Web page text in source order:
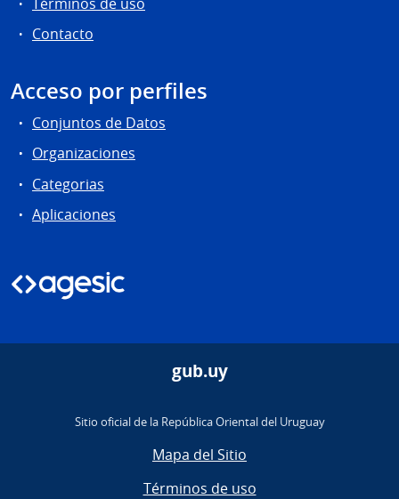
Contacto
Acceso por perfiles
Conjuntos de Datos
Organizaciones
Categorias
Aplicaciones
gub.uy
Sitio oficial de la República Oriental del Uruguay
Mapa del Sitio
Términos de uso